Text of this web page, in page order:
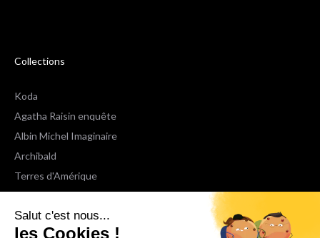
Salut c'est nous...
les Cookies !
Collections
Koda
Agatha Raisin enquête
Albin Michel Imaginaire
Archibald
Terres d'Amérique
Espaces Libres Poche
NOX
Wiz